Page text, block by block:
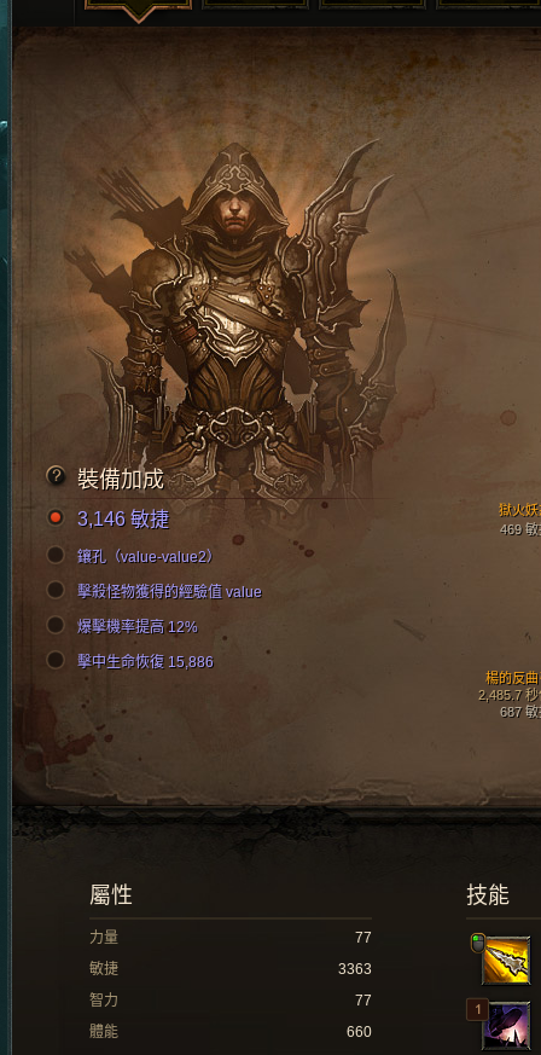
楊的反曲
2,485.7 秒
687 敏
獄火妖
469 敏
裝備加成
3,146 敏捷
鑲孔（value-value2）
擊殺怪物獲得的經驗值 value
爆擊機率提高 12%
擊中生命恢復 15,886
技能
屬性
力量
77
敏捷
3363
智力
77
體能
660